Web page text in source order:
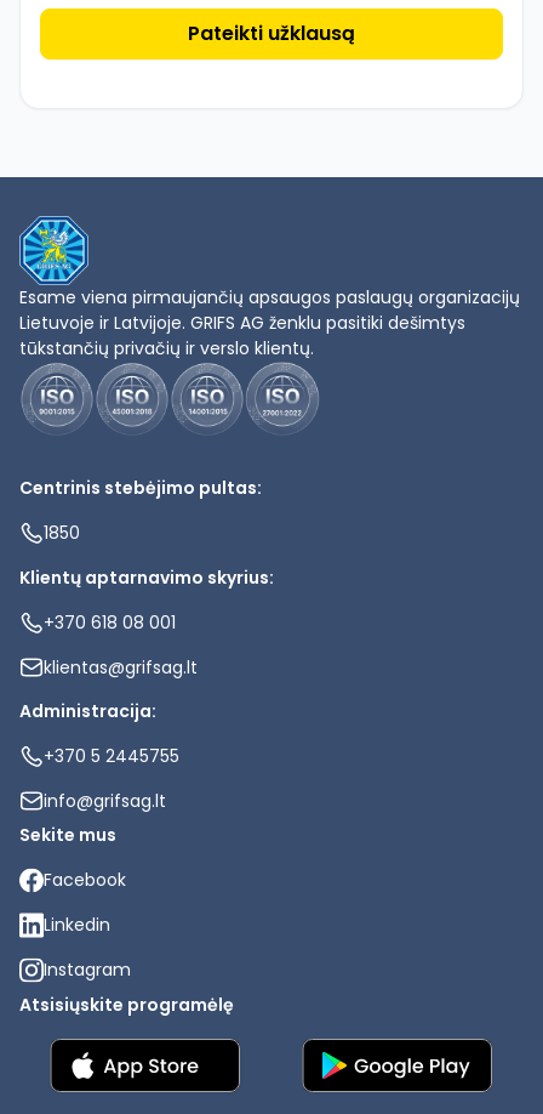
Esame viena pirmaujančių apsaugos paslaugų organizacijų
Lietuvoje ir Latvijoje. GRIFS AG ženklu pasitiki dešimtys
tūkstančių privačių ir verslo klientų.
Centrinis stebėjimo pultas:
1850
Klientų aptarnavimo skyrius:
+370 618 08 001
klientas@grifsag.lt
Administracija:
+370 5 2445755
info@grifsag.lt
Sekite mus
Facebook
Linkedin
Instagram
Atsisiųskite programėlę